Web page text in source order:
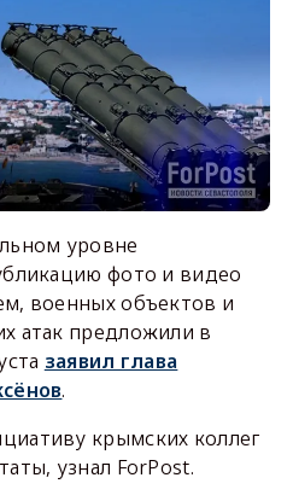
уровне
фото и видео
военных объектов и
атак предложили в
заявил глава
.
крымских коллег
узнал ForPost.